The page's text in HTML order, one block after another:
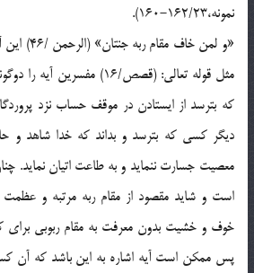
نمونه،162/23-160).
«و لمن خاف
مثل قوله تعالی: (قصص/16)
که بترسد از ایستادن در موقف حساب نزد
دیگر کسی که بترسد و بداند که خدا شاهد و
معصیت جسارت ننماید و به طاعت اتیان نماید.
است و شاید مقصود از مقام ربه مرتبه و
خوف و خشیت بدون معرفت به مقام ربوبی برای
پس ممکن است آیه اشاره به این باشد که آن